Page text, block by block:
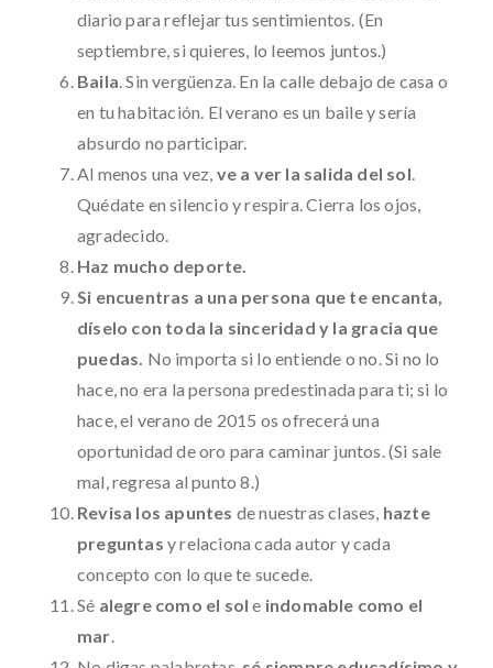
diario para reflejar tus sentimientos. (En
septiembre, si quieres, lo leemos juntos.)
Baila . Sin vergüenza. En la calle debajo de casa o
en tu habitación. El verano es un baile y sería
absurdo no participar.
Al menos una vez, ve a ver la salida del sol
Quédate en silencio y respira. Cierra los ojos,
agradecido.
Haz mucho deporte.
Si encuentras a una persona que te encanta,
díselo con toda la sinceridad y la gracia que
puedas. No importa si lo entiende o no. Si no lo
hace, no era la persona predestinada para ti; si lo
hace, el verano de 2015 os ofrecerá una
oportunidad de oro para caminar juntos. (Si sale
mal, regresa al punto 8.)
Revisa los apuntes de nuestras clases, hazte
preguntas y relaciona cada autor y cada
concepto con lo que te sucede.
Sé alegre como el sole indomable como el
mar